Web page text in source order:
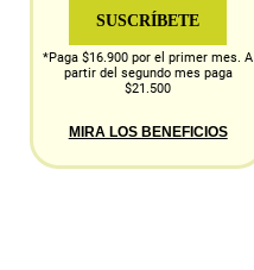
SUSCRÍBETE
*Paga $16.900 por el primer mes. A
partir del segundo mes paga
$21.500
MIRA LOS BENEFICIOS